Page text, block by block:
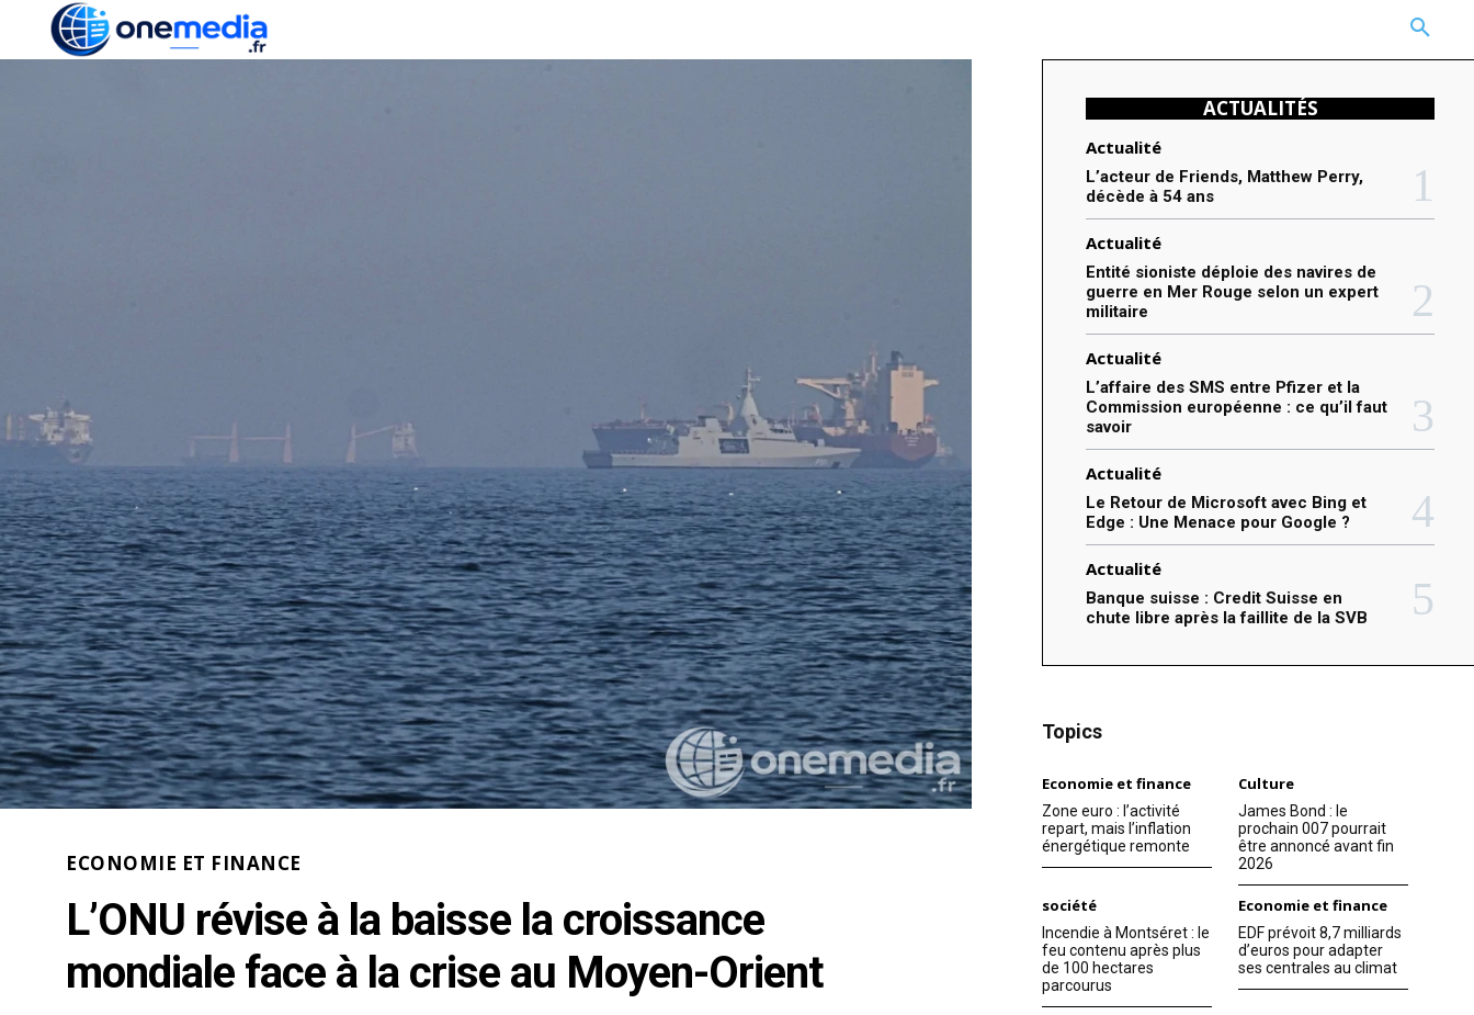
MORE
ECONOMIE ET FINANCE
L’ONU révise à la baisse la croissance
mondiale face à la crise au Moyen-Orient
ACTUALITÉS
Actualité
L’acteur de Friends, Matthew Perry,
décède à 54 ans
Actualité
Entité sioniste déploie des navires de
guerre en Mer Rouge selon un expert
militaire
Actualité
L’affaire des SMS entre Pfizer et la
Commission européenne : ce qu’il faut
savoir
Actualité
Le Retour de Microsoft avec Bing et
Edge : Une Menace pour Google ?
Actualité
Banque suisse : Credit Suisse en
chute libre après la faillite de la SVB
Topics
Economie et finance
Zone euro : l’activité
repart, mais l’inflation
énergétique remonte
Culture
James Bond : le
prochain 007 pourrait
être annoncé avant fin
2026
société
Incendie à Montséret : le
feu contenu après plus
de 100 hectares
parcourus
Economie et finance
EDF prévoit 8,7 milliards
d’euros pour adapter
ses centrales au climat